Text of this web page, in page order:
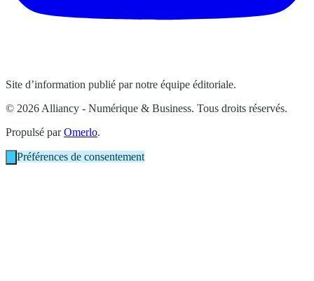
Site d’information publié par notre équipe éditoriale.
© 2026 Alliancy - Numérique & Business. Tous droits réservés.
Propulsé parOmerlo.
Préférences de consentement